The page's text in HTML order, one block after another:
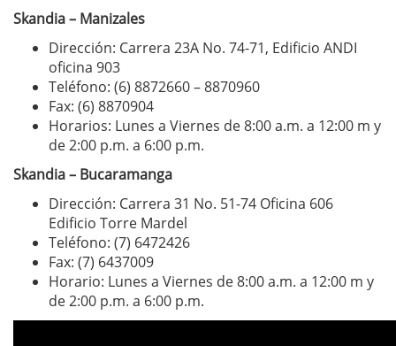
Skandia – Manizales
Dirección: Carrera 23A No. 74-71, Edificio ANDI
oficina 903
Teléfono: (6) 8872660 – 8870960
Fax: (6) 8870904
Horarios: Lunes a Viernes de 8:00 a.m. a 12:00 m y
de 2:00 p.m. a 6:00 p.m.
Skandia – Bucaramanga
Dirección: Carrera 31 No. 51-74 Oficina 606
Edificio Torre Mardel
Teléfono: (7) 6472426
Fax: (7) 6437009
Horario: Lunes a Viernes de 8:00 a.m. a 12:00 m y
de 2:00 p.m. a 6:00 p.m.